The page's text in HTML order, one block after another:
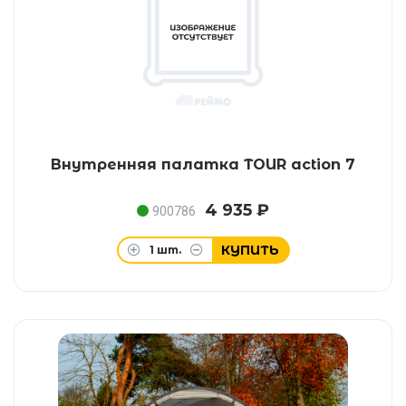
Внутренняя палатка TOUR action 7
900786 4 935 ₽
1 шт. КУПИТЬ